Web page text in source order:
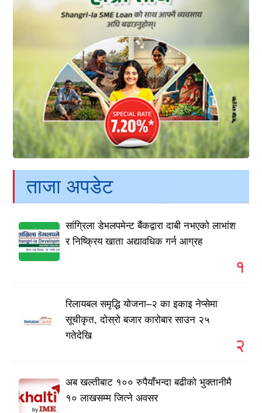
ताजा अपडेट
सांग्रिला डेभलपमेन्ट बैंकद्वारा दाबी नभएको लाभांश
र निष्क्रिय खाता अद्यावधिक गर्न आग्रह
१
रिलायबल समृद्धि योजना–२ का इकाइ नेप्सेमा
सूचीकृत, दोस्रो बजार कारोबार साउन २५
गतेदेखि
२
अब खल्तीबाट १०० रुपैयाँभन्दा बढीको भुक्तानीमै
१० लाखसम्म जित्ने अवसर